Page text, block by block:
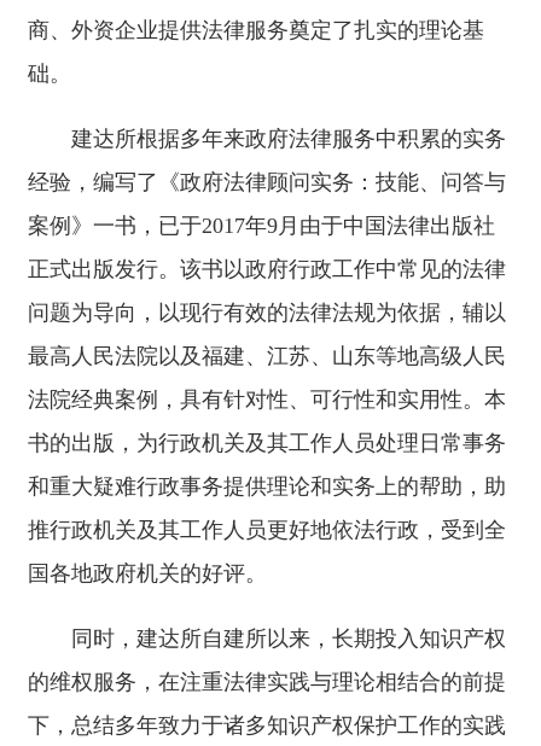
商、外资企业提供法律服务奠定了扎实的理论基
础。
建达所根据多年来政府法律服务中积累的实务
经验，编写了《政府法律顾问实务：技能、问答与
案例》一书，已于2017年9月由于中国法律出版社
正式出版发行。该书以政府行政工作中常见的法律
问题为导向，以现行有效的法律法规为依据，辅以
最高人民法院以及福建、江苏、山东等地高级人民
法院经典案例，具有针对性、可行性和实用性。本
书的出版，为行政机关及其工作人员处理日常事务
和重大疑难行政事务提供理论和实务上的帮助，助
推行政机关及其工作人员更好地依法行政，受到全
国各地政府机关的好评。
同时，建达所自建所以来，长期投入知识产权
的维权服务，在注重法律实践与理论相结合的前提
下，总结多年致力于诸多知识产权保护工作的实践